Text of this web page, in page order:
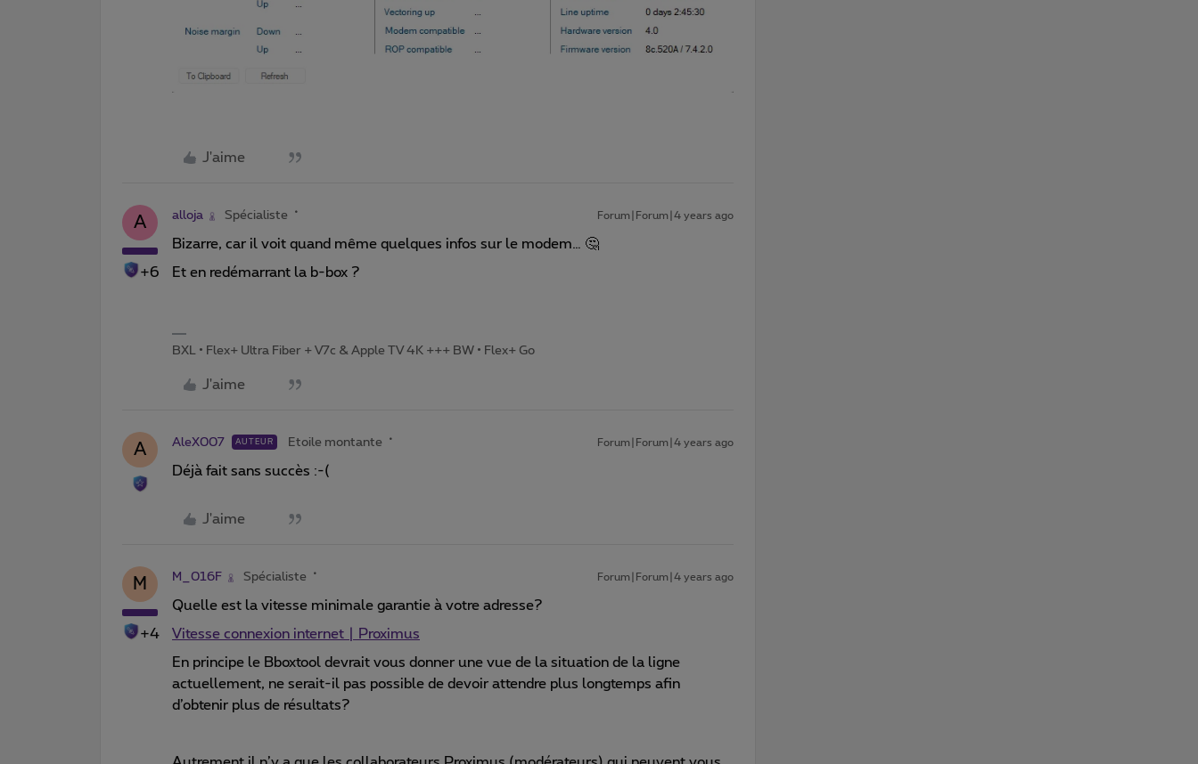
J'aime
A
+6
alloja Spécialiste Forum|Forum|4 years ago
Bizarre, car il voit quand même quelques infos sur le modem… 🤔
Et en redémarrant la b-box ?
BXL • Flex+ Ultra Fiber + V7c & Apple TV 4K +++ BW • Flex+ Go
J'aime
A AleX007 AUTEUR Etoile montante Forum|Forum|4 years ago
Déjà fait sans succès :-(
J'aime
M
+4
M_016F Spécialiste Forum|Forum|4 years ago
Quelle est la vitesse minimale garantie à votre adresse?
Vitesse connexion internet | Proximus
En principe le Bboxtool devrait vous donner une vue de la situation de la ligne
actuellement, ne serait-il pas possible de devoir attendre plus longtemps afin
d’obtenir plus de résultats?